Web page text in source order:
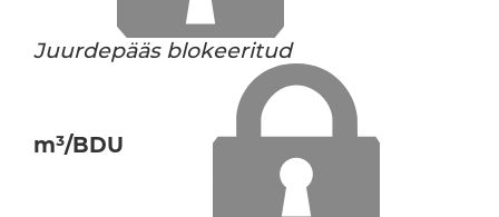
Juurdepääs blokeeritud
m³/BDU